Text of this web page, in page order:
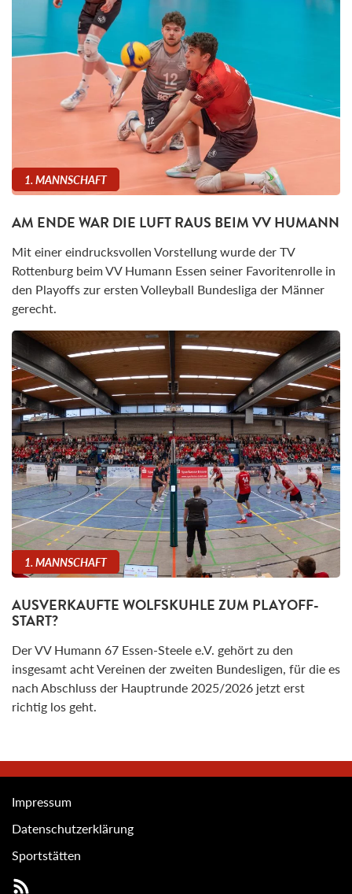
1. MANNSCHAFT
AM ENDE WAR DIE LUFT RAUS BEIM VV HUMANN
Mit einer eindrucksvollen Vorstellung wurde der TV
Rottenburg beim VV Humann Essen seiner Favoritenrolle in
den Playoffs zur ersten Volleyball Bundesliga der Männer
gerecht.
1. MANNSCHAFT
AUSVERKAUFTE WOLFSKUHLE ZUM PLAYOFF-
START?
Der VV Humann 67 Essen-Steele e.V. gehört zu den
insgesamt acht Vereinen der zweiten Bundesligen, für die es
nach Abschluss der Hauptrunde 2025/2026 jetzt erst
richtig los geht.
Impressum
Datenschutzerklärung
Sportstätten